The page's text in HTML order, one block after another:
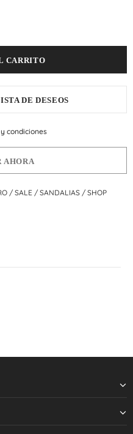
DE DESEOS
condiciones
AHORA
/ SALE / SANDALIAS / SHOP